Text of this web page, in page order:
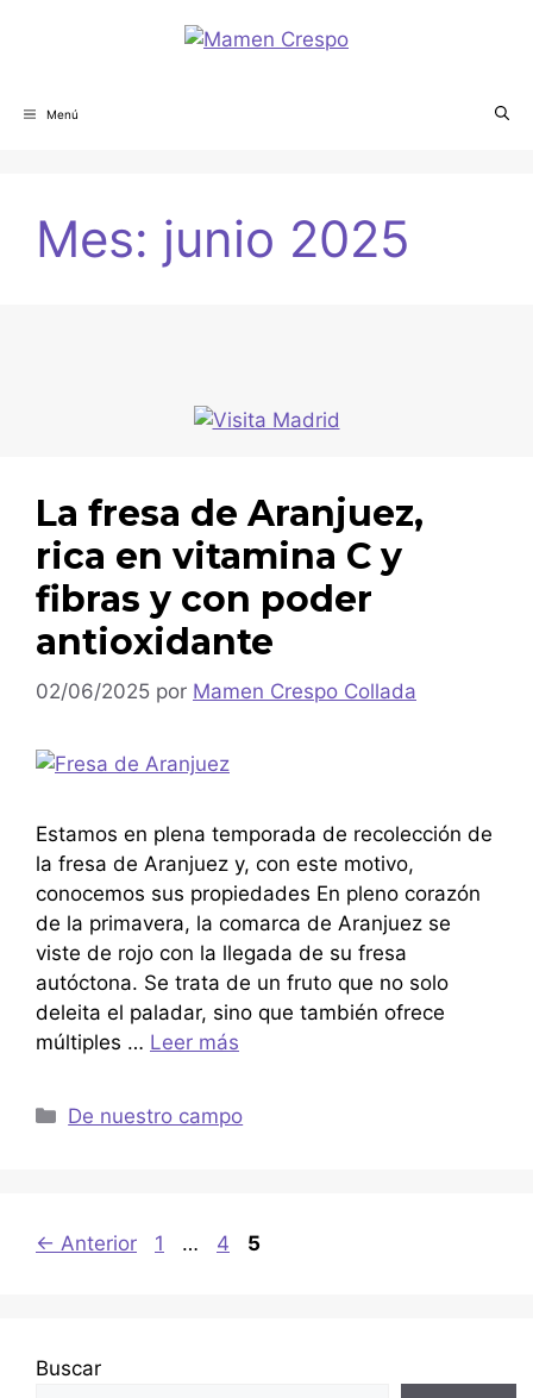
Menú
Mes: junio 2025
La fresa de Aranjuez,
rica en vitamina C y
fibras y con poder
antioxidante
02/06/2025 por Mamen Crespo Collada
Estamos en plena temporada de recolección de
la fresa de Aranjuez y, con este motivo,
conocemos sus propiedades En pleno corazón
de la primavera, la comarca de Aranjuez se
viste de rojo con la llegada de su fresa
autóctona. Se trata de un fruto que no solo
deleita el paladar, sino que también ofrece
múltiples … Leer más
De nuestro campo
← Anterior 1 … 4 5
Buscar